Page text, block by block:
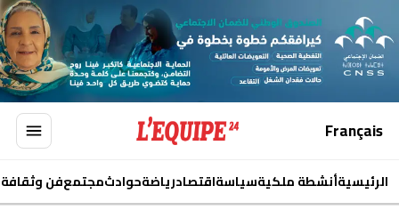
Français
الرئيسيةأنشطة ملكيةسياسةاقتصادرياضةحوادثمجتمعفن وثقافة